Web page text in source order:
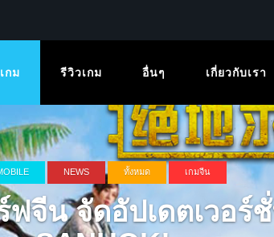
กม รีวิวเกม อื่นๆ เกี่ยวกับเรา
NEWS ทั้งหมด เกมจีน
ฟจีน จัดอัปเดตเวอ